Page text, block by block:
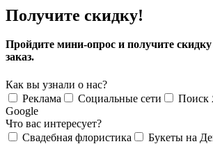
Получите скидку!
Пройдите мини-опрос и получите
заказ.
Как вы узнали о нас?
Реклама
Социальные сети Поиск
Google
Что вас интересует?
Свадебная флористика
Букеты на